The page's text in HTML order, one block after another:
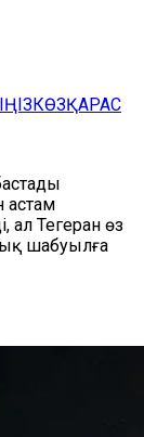
КӨЗҚАРАС
астам
Тегеран өз
шабуылға